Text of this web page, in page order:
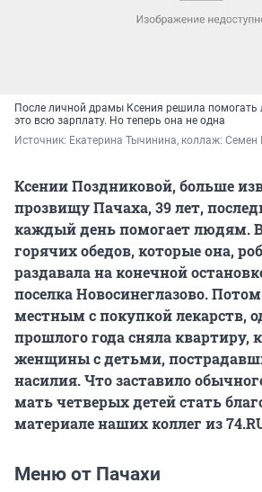
После личной драмы Ксения решила помогать
это всю зарплату. Но теперь она не одна
Источник: Екатерина Тычинина, коллаж: Семен
Ксении Поздниковой, больше
прозвищу Пачаха, 39 лет,
каждый день помогает людям.
горячих обедов, которые она,
раздавала на конечной
поселка Новосинеглазово.
местным с покупкой лекарств,
прошлого года сняла квартиру,
женщины с детьми,
насилия. Что заставило
мать четверых детей стать
материале наших коллег из
Меню от Пачахи